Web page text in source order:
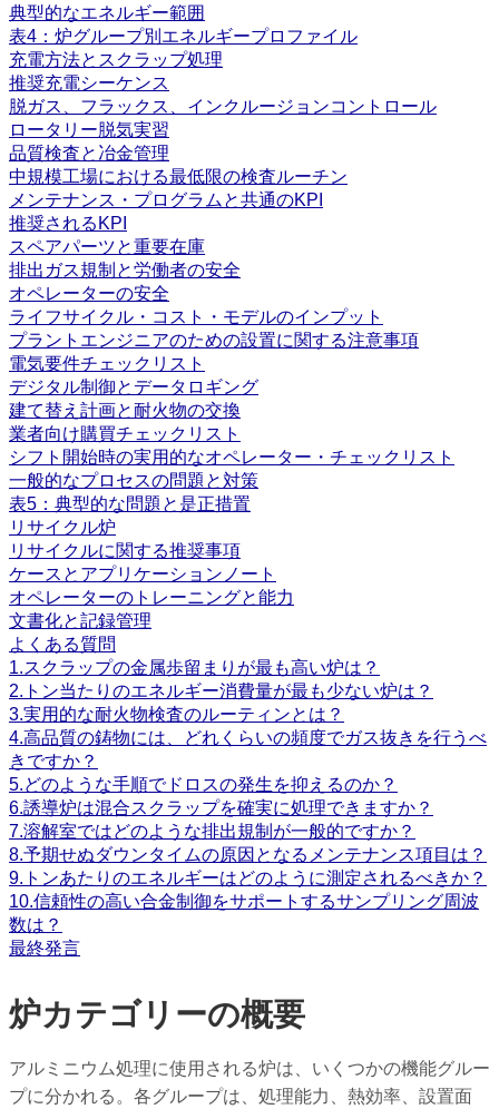
典型的なエネルギー範囲
表4：炉グループ別エネルギープロファイル
充電方法とスクラップ処理
推奨充電シーケンス
脱ガス、フラックス、インクルージョンコントロール
ロータリー脱気実習
品質検査と冶金管理
中規模工場における最低限の検査ルーチン
メンテナンス・プログラムと共通のKPI
推奨されるKPI
スペアパーツと重要在庫
排出ガス規制と労働者の安全
オペレーターの安全
ライフサイクル・コスト・モデルのインプット
プラントエンジニアのための設置に関する注意事項
電気要件チェックリスト
デジタル制御とデータロギング
建て替え計画と耐火物の交換
業者向け購買チェックリスト
シフト開始時の実用的なオペレーター・チェックリスト
一般的なプロセスの問題と対策
表5：典型的な問題と是正措置
リサイクル炉
リサイクルに関する推奨事項
ケースとアプリケーションノート
オペレーターのトレーニングと能力
文書化と記録管理
よくある質問
1.スクラップの金属歩留まりが最も高い炉は？
2.トン当たりのエネルギー消費量が最も少ない炉は？
3.実用的な耐火物検査のルーティンとは？
4.高品質の鋳物には、どれくらいの頻度でガス抜きを行うべ
きですか？
5.どのような手順でドロスの発生を抑えるのか？
6.誘導炉は混合スクラップを確実に処理できますか？
7.溶解室ではどのような排出規制が一般的ですか？
8.予期せぬダウンタイムの原因となるメンテナンス項目は？
9.トンあたりのエネルギーはどのように測定されるべきか？
10.信頼性の高い合金制御をサポートするサンプリング周波
数は？
最終発言
炉カテゴリーの概要
アルミニウム処理に使用される炉は、いくつかの機能グルー
プに分かれる。各グループは、処理能力、熱効率、設置面